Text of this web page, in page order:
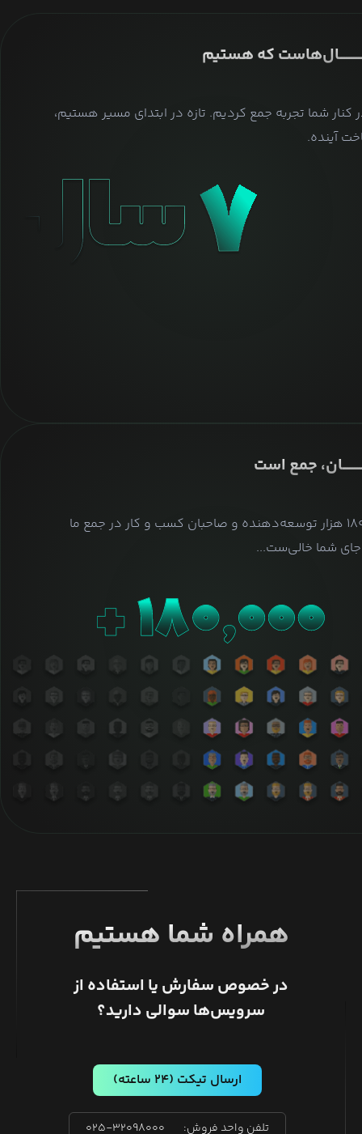
که هستیم
کنار شما تجربه جمع کردیم. تازه در ابتدای مسیر هستیم،
آینده.
جمع است
بیش از ۱۸۰ هزار توسعه‌دهنده و صاحبان کسب و کار در جمع ما
شما خالی‌ست...
همراه شما هستیم
در خصوص سفارش یا استفاده از
سرویس‌ها سوالی دارید؟
ارسال تیکت (۲۴ ساعته)
تلفن واحد فروش: ۰۲۵-۳۲۰۹۸۰۰۰